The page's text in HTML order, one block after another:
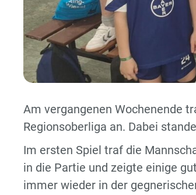
Am vergangenen Wochenende
Regionsoberliga an. Dabei
Im ersten Spiel traf die
in die Partie und zeigte einige
immer wieder in der